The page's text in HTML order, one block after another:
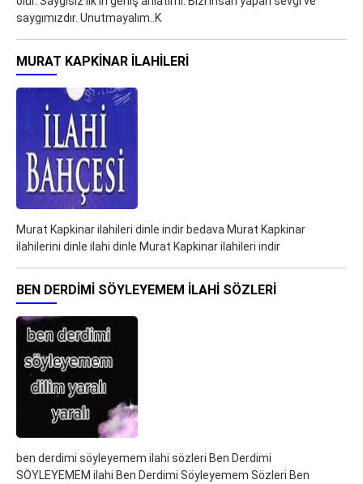
saygımızdır. Unutmayalım..K
MURAT KAPKINAR ILAHILERI
Murat Kapkinar ilahileri dinle indir bedava Murat Kapkinar
ilahilerini dinle ilahi dinle Murat Kapkinar ilahileri indir
BEN DERDIMI SÖYLEYEMEM ILAHI SÖZLERI
ben derdimi söyleyemem ilahi sözleri Ben Derdimi
SÖYLEYEMEM ilahi Ben Derdimi Söyleyemem Sözleri Ben